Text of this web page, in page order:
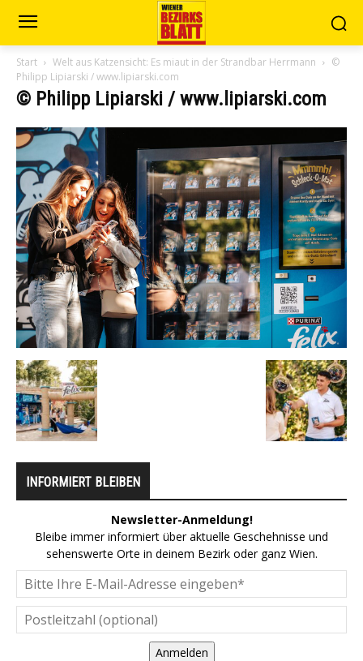
Start Welt aus Katzensicht: Es miaut in der Strandbar Herrmann
©
Philipp Lipiarski / www.lipiarski.com
© Philipp Lipiarski / www.lipiarski.com
INFORMIERT BLEIBEN
Newsletter-Anmeldung!
Bleibe immer informiert über aktuelle Geschehnisse und
sehenswerte Orte in deinem Bezirk oder ganz Wien.
Anmelden